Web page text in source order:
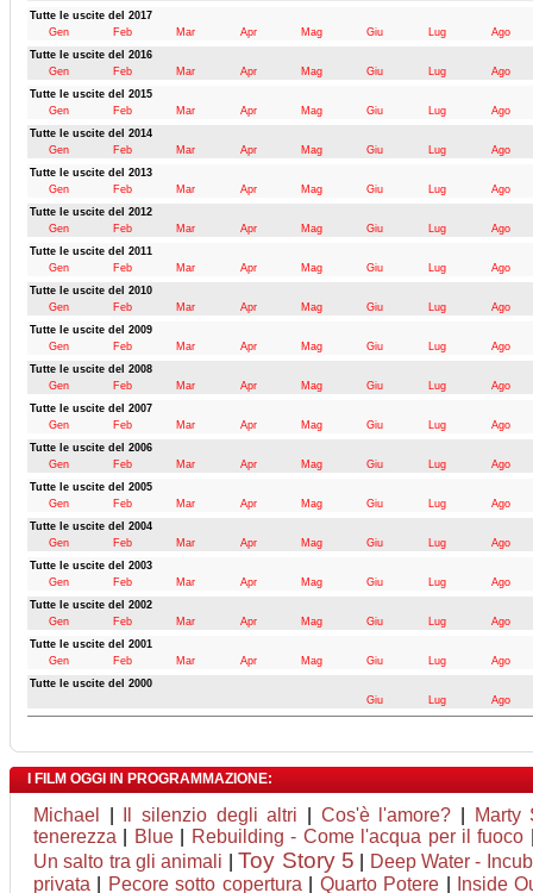
Tutte le uscite del 2017
Gen
Feb Mar Apr Mag Giu Lug
Ago
Tutte le uscite del 2016
Gen
Feb Mar Apr Mag Giu Lug
Ago
Tutte le uscite del 2015
Gen
Feb Mar Apr Mag Giu Lug
Ago
Tutte le uscite del 2014
Gen
Feb Mar Apr Mag Giu Lug
Ago
Tutte le uscite del 2013
Gen
Feb Mar Apr Mag Giu Lug
Ago
Tutte le uscite del 2012
Gen
Feb Mar Apr Mag Giu Lug
Ago
Tutte le uscite del 2011
Gen
Feb Mar Apr Mag Giu Lug
Ago
Tutte le uscite del 2010
Gen
Feb Mar Apr Mag Giu Lug
Ago
Tutte le uscite del 2009
Gen
Feb Mar Apr Mag Giu Lug
Ago
Tutte le uscite del 2008
Gen
Feb Mar Apr Mag Giu Lug
Ago
Tutte le uscite del 2007
Gen
Feb Mar Apr Mag Giu Lug
Ago
Tutte le uscite del 2006
Gen
Feb Mar Apr Mag Giu Lug
Ago
Tutte le uscite del 2005
Gen
Feb Mar Apr Mag Giu Lug
Ago
Tutte le uscite del 2004
Gen
Feb Mar Apr Mag Giu Lug
Ago
Tutte le uscite del 2003
Gen
Feb Mar Apr Mag Giu Lug
Ago
Tutte le uscite del 2002
Gen
Feb Mar Apr Mag Giu Lug
Ago
Tutte le uscite del 2001
Gen
Feb Mar Apr Mag Giu Lug
Ago
Tutte le uscite del 2000
Giu
Lug Ago
I FILM OGGI IN PROGRAMMAZIONE:
Michael Il silenzio degli altri Cos'è l'amore?
Marty
tenerezza
Blue| Rebuilding - Come l'acqua per il fuoco
Un salto tra gli animali |Toy Story 5
Deep Water -
privata
Pecore sotto copertura Quarto Potere
Inside